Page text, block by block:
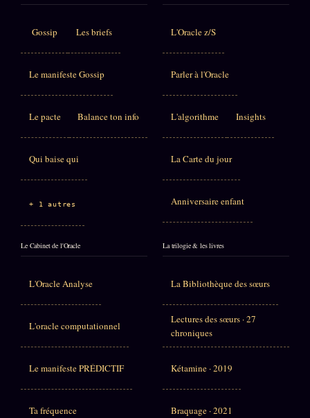
Gossip Les briefs
Le manifeste Gossip
Le pacte Balance ton info
Qui baise qui
+ 1 autres
L'Oracle z/S
Parler à l'Oracle
L'algorithme Insights
La Carte du jour
Anniversaire enfant
Le Cabinet de l'Oracle
L'Oracle Analyse
L'oracle computationnel
Le manifeste PRÉDICTIF
Ta fréquence
La trilogie & les livres
La Bibliothèque des sœurs
Lectures des sœurs · 27
chroniques
Kétamine · 2019
Braquage · 2021